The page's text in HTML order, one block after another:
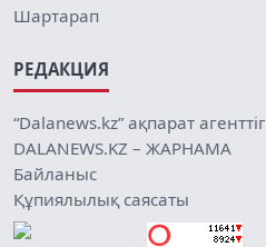
Шартарап
РЕДАКЦИЯ
“Dalanews.kz” ақпарат
DALANEWS.KZ – ЖАРНАМА
Байланыс
Құпиялылық саясаты